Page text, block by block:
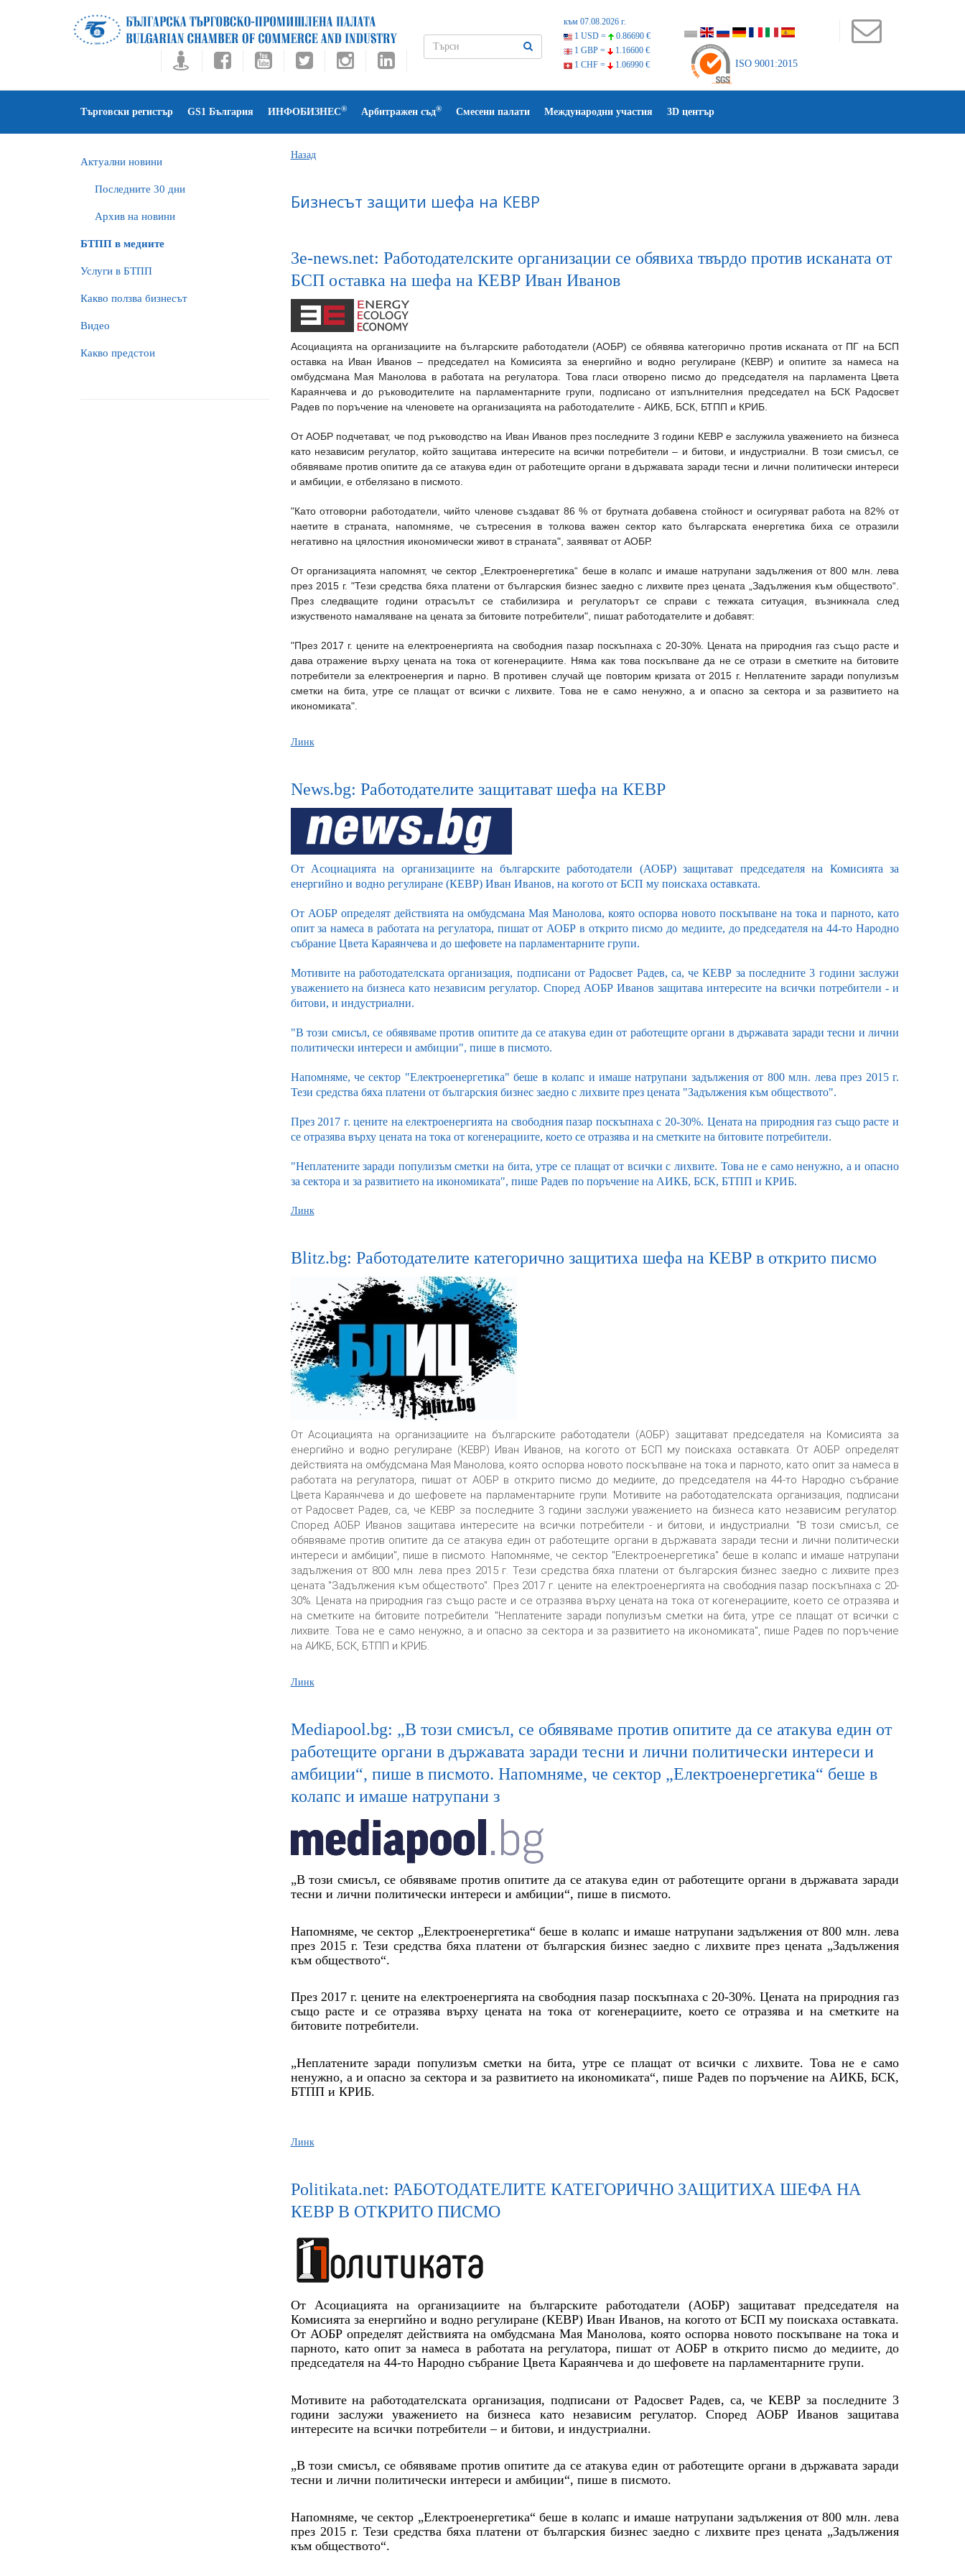
към 07.08.2026 г.
1 USD =
0.86690 €
1 GBP =
1.16600 €
1 CHF =
1.06990 € ISO 9001:2015
Търговски регистър GS1 България ИНФОБИЗНЕС® Арбитражен съд® Смесени палати Международни участия 3D център
Актуални новини
Последните 30 дни
Архив на новини
БTПП в медиите
Услуги в БТПП
Какво ползва бизнесът
Видео
Какво предстои
Назад
Бизнесът защити шефа на КЕВР
3e-news.net: Работодателските организации се обявиха твърдо против исканата от
БСП оставка на шефа на КЕВР Иван Иванов
Асоциацията на организациите на българските работодатели (АОБР) се обявява категорично против исканата от ПГ на БСП
оставка на Иван Иванов – председател на Комисията за енергийно и водно регулиране (КЕВР) и опитите за намеса на
омбудсмана Мая Манолова в работата на регулатора. Това гласи отворено писмо до председателя на парламента Цвета
Караянчева и до ръководителите на парламентарните групи, подписано от изпълнителния председател на БСК Радосвет
Радев по поръчение на членовете на организацията на работодателите - АИКБ, БСК, БТПП и КРИБ.
От АОБР подчетават, че под ръководство на Иван Иванов през последните 3 години КЕВР е заслужила уважението на бизнеса
като независим регулатор, който защитава интересите на всички потребители – и битови, и индустриални. В този смисъл, се
обявяваме против опитите да се атакува един от работещите органи в държавата заради тесни и лични политически интереси
и амбиции, е отбелязано в писмото.
"Като отговорни работодатели, чийто членове създават 86 % от брутната добавена стойност и осигуряват работа на 82% от
наетите в страната, напомняме, че сътресения в толкова важен сектор като българската енергетика биха се отразили
негативно на цялостния икономически живот в страната", заявяват от АОБР.
От организацията напомнят, че сектор „Електроенергетика“ беше в колапс и имаше натрупани задължения от 800 млн. лева
през 2015 г. "Тези средства бяха платени от българския бизнес заедно с лихвите през цената „Задължения към обществото“.
През следващите години отрасълът се стабилизира и регулаторът се справи с тежката ситуация, възникнала след
изкуственото намаляване на цената за битовите потребители", пишат работодателите и добавят:
"През 2017 г. цените на електроенергията на свободния пазар поскъпнаха с 20-30%. Цената на природния газ също расте и
дава отражение върху цената на тока от когенерациите. Няма как това поскъпване да не се отрази в сметките на битовите
потребители за електроенергия и парно. В противен случай ще повторим кризата от 2015 г. Неплатените заради популизъм
сметки на бита, утре се плащат от всички с лихвите. Това не е само ненужно, а и опасно за сектора и за развитието на
икономиката".
Линк
News.bg: Работодателите защитават шефа на КЕВР
От Асоциацията на организациите на българските работодатели (АОБР) защитават председателя на Комисията за
енергийно и водно регулиране (КЕВР) Иван Иванов, на когото от БСП му поискаха оставката.
От АОБР определят действията на омбудсмана Мая Манолова, която оспорва новото поскъпване на тока и парното, като
опит за намеса в работата на регулатора, пишат от АОБР в открито писмо до медиите, до председателя на 44-то Народно
събрание Цвета Караянчева и до шефовете на парламентарните групи.
Мотивите на работодателската организация, подписани от Радосвет Радев, са, че КЕВР за последните 3 години заслужи
уважението на бизнеса като независим регулатор. Според АОБР Иванов защитава интересите на всички потребители - и
битови, и индустриални.
"В този смисъл, се обявяваме против опитите да се атакува един от работещите органи в държавата заради тесни и лични
политически интереси и амбиции", пише в писмото.
Напомняме, че сектор "Електроенергетика" беше в колапс и имаше натрупани задължения от 800 млн. лева през 2015 г.
Тези средства бяха платени от българския бизнес заедно с лихвите през цената "Задължения към обществото".
През 2017 г. цените на електроенергията на свободния пазар поскъпнаха с 20-30%. Цената на природния газ също расте и
се отразява върху цената на тока от когенерациите, което се отразява и на сметките на битовите потребители.
"Неплатените заради популизъм сметки на бита, утре се плащат от всички с лихвите. Това не е само ненужно, а и опасно
за сектора и за развитието на икономиката", пише Радев по поръчение на АИКБ, БСК, БТПП и КРИБ.
Линк
Blitz.bg: Работодателите категорично защитиха шефа на КЕВР в открито писмо
От Асоциацията на организациите на българските работодатели (АОБР) защитават председателя на Комисията за
енергийно и водно регулиране (КЕВР) Иван Иванов, на когото от БСП му поискаха оставката. От АОБР определят
действията на омбудсмана Мая Манолова, която оспорва новото поскъпване на тока и парното, като опит за намеса в
работата на регулатора, пишат от АОБР в открито писмо до медиите, до председателя на 44-то Народно събрание
Цвета Караянчева и до шефовете на парламентарните групи. Мотивите на работодателската организация, подписани
от Радосвет Радев, са, че КЕВР за последните 3 години заслужи уважението на бизнеса като независим регулатор.
Според АОБР Иванов защитава интересите на всички потребители - и битови, и индустриални. "В този смисъл, се
обявяваме против опитите да се атакува един от работещите органи в държавата заради тесни и лични политически
интереси и амбиции", пише в писмото. Напомняме, че сектор "Електроенергетика" беше в колапс и имаше натрупани
задължения от 800 млн. лева през 2015 г. Тези средства бяха платени от българския бизнес заедно с лихвите през
цената "Задължения към обществото". През 2017 г. цените на електроенергията на свободния пазар поскъпнаха с 20-
30%. Цената на природния газ също расте и се отразява върху цената на тока от когенерациите, което се отразява и
на сметките на битовите потребители. "Неплатените заради популизъм сметки на бита, утре се плащат от всички с
лихвите. Това не е само ненужно, а и опасно за сектора и за развитието на икономиката", пише Радев по поръчение
на АИКБ, БСК, БТПП и КРИБ.
Линк
Mediapool.bg: „В този смисъл, се обявяваме против опитите да се атакува един от
работещите органи в държавата заради тесни и лични политически интереси и
амбиции“, пише в писмото. Напомняме, че сектор „Електроенергетика“ беше в
колапс и имаше натрупани з
„В този смисъл, се обявяваме против опитите да се атакува един от работещите органи в държавата заради
тесни и лични политически интереси и амбиции“, пише в писмото.
Напомняме, че сектор „Електроенергетика“ беше в колапс и имаше натрупани задължения от 800 млн. лева
през 2015 г. Тези средства бяха платени от българския бизнес заедно с лихвите през цената „Задължения
към обществото“.
През 2017 г. цените на електроенергията на свободния пазар поскъпнаха с 20-30%. Цената на природния газ
също расте и се отразява върху цената на тока от когенерациите, което се отразява и на сметките на
битовите потребители.
„Неплатените заради популизъм сметки на бита, утре се плащат от всички с лихвите. Това не е само
ненужно, а и опасно за сектора и за развитието на икономиката“, пише Радев по поръчение на АИКБ, БСК,
БТПП и КРИБ.
Линк
Politikata.net: РАБОТОДАТЕЛИТЕ КАТЕГОРИЧНО ЗАЩИТИХА ШЕФА НА
КЕВР В ОТКРИТО ПИСМО
От Асоциацията на организациите на българските работодатели (АОБР) защитават председателя на
Комисията за енергийно и водно регулиране (КЕВР) Иван Иванов, на когото от БСП му поискаха оставката.
От АОБР определят действията на омбудсмана Мая Манолова, която оспорва новото поскъпване на тока и
парното, като опит за намеса в работата на регулатора, пишат от АОБР в открито писмо до медиите, до
председателя на 44-то Народно събрание Цвета Караянчева и до шефовете на парламентарните групи.
Мотивите на работодателската организация, подписани от Радосвет Радев, са, че КЕВР за последните 3
години заслужи уважението на бизнеса като независим регулатор. Според АОБР Иванов защитава
интересите на всички потребители – и битови, и индустриални.
„В този смисъл, се обявяваме против опитите да се атакува един от работещите органи в държавата заради
тесни и лични политически интереси и амбиции“, пише в писмото.
Напомняме, че сектор „Електроенергетика“ беше в колапс и имаше натрупани задължения от 800 млн. лева
през 2015 г. Тези средства бяха платени от българския бизнес заедно с лихвите през цената „Задължения
към обществото“.